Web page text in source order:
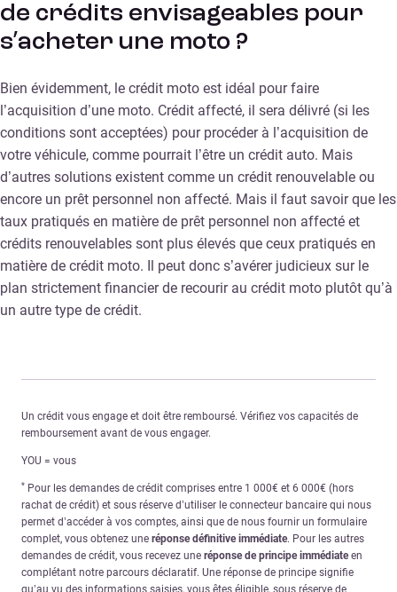
de crédits envisageables pour
s’acheter une moto ?
Bien évidemment, le crédit moto est idéal pour faire
l’acquisition d’une moto. Crédit affecté, il sera délivré (si les
conditions sont acceptées) pour procéder à l’acquisition de
votre véhicule, comme pourrait l’être un crédit auto. Mais
d’autres solutions existent comme un crédit renouvelable ou
encore un prêt personnel non affecté. Mais il faut savoir que les
taux pratiqués en matière de prêt personnel non affecté et
crédits renouvelables sont plus élevés que ceux pratiqués en
matière de crédit moto. Il peut donc s’avérer judicieux sur le
plan strictement financier de recourir au crédit moto plutôt qu’à
un autre type de crédit.
Un crédit vous engage et doit être remboursé. Vérifiez vos capacités de
remboursement avant de vous engager.
YOU = vous
* Pour les demandes de crédit comprises entre 1 000€ et 6 000€ (hors
rachat de crédit) et sous réserve d’utiliser le connecteur bancaire qui nous
permet d’accéder à vos comptes, ainsi que de nous fournir un formulaire
complet, vous obtenez une réponse définitive immédiate. Pour les autres
demandes de crédit, vous recevez une réponse de principe immédiateen
complétant notre parcours déclaratif. Une réponse de principe signifie